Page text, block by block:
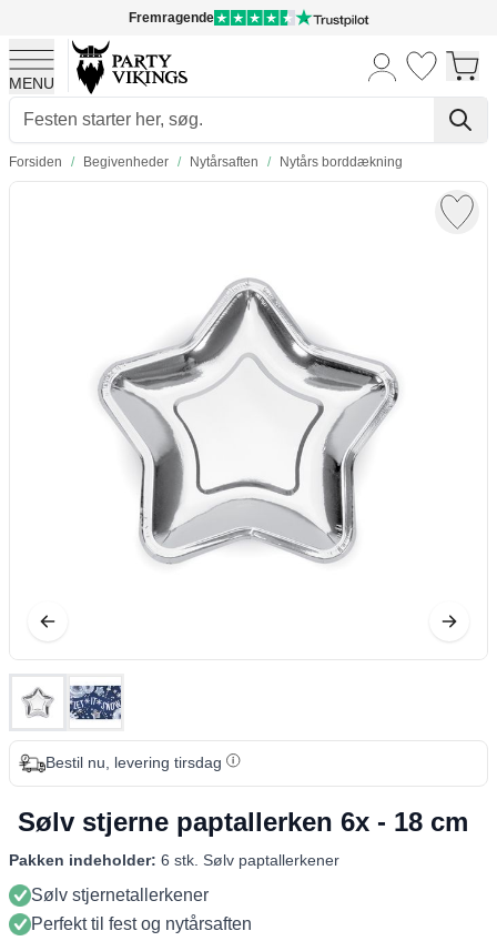
Fremragende
MENU
Skip to Content
Forsiden / Begivenheder / Nytårsaften / Nytårs borddækning
Bestil nu, levering tirsdag
Sølv stjerne paptallerken 6x - 18 cm
Pakken indeholder: 6 stk. Sølv paptallerkener
Sølv stjernetallerkener
Perfekt til fest og nytårsaften